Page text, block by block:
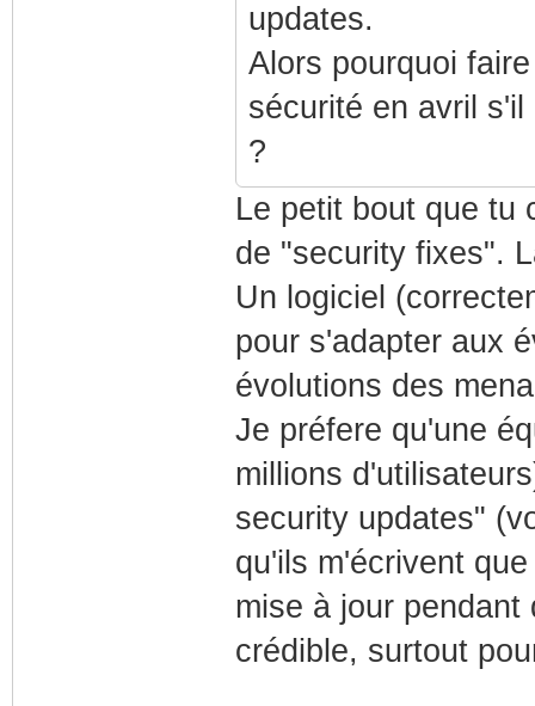
updates.
Alors pourquoi
sécurité en avril
?
Le petit bout que tu
de "security fixes".
Un logiciel
pour s'adapter aux
évolutions des
Je préfere qu'une
millions
security updates"
qu'ils m'écrivent
mise à jour
crédible, surtout